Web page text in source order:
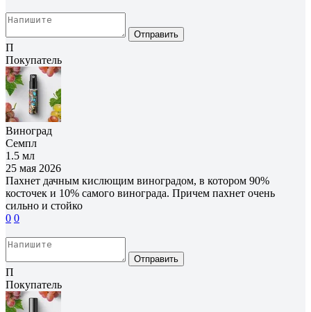
Отправить
П
Покупатель
Виноград
Семпл
1.5 мл
25 мая 2026
Пахнет дачным кислющим виноградом, в котором 90%
косточек и 10% самого винограда. Причем пахнет очень
сильно и стойко
0 0
Отправить
П
Покупатель